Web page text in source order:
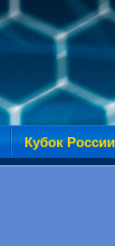
Кубок России